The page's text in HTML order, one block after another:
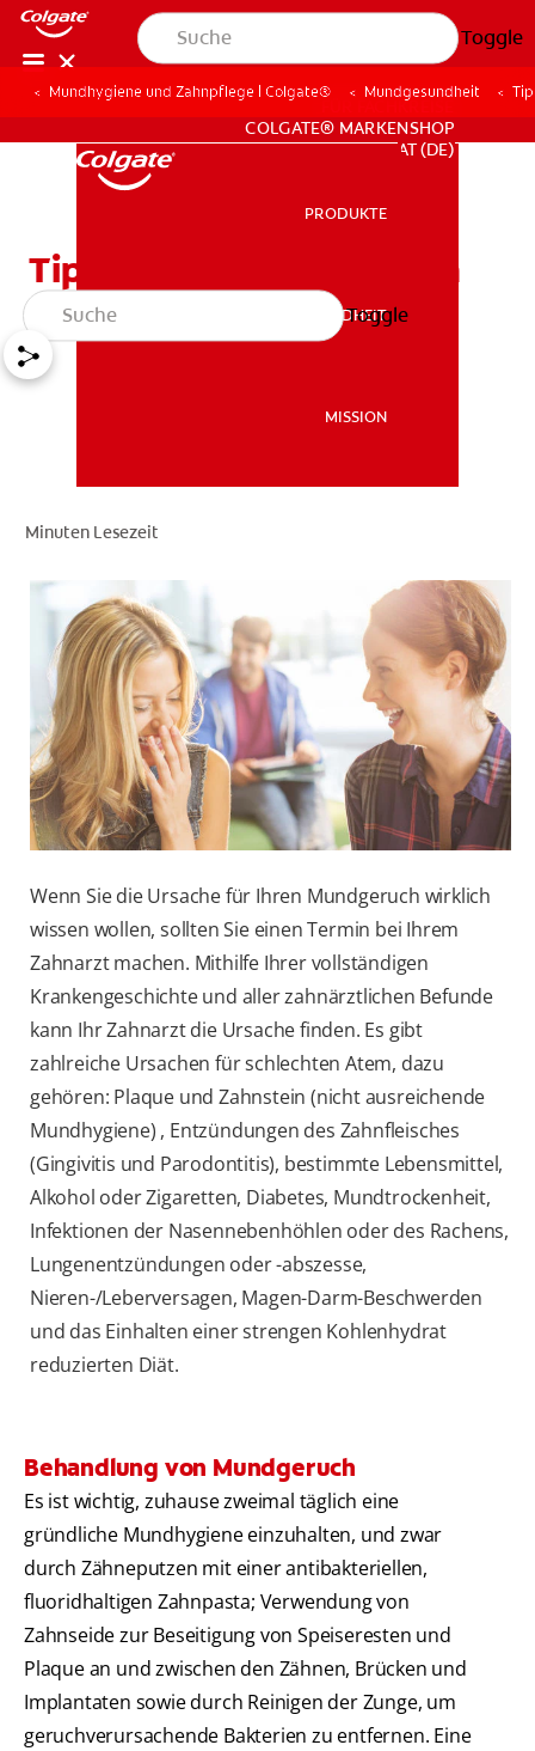
Toggle
MISSION
FÜR FACHKREISE
COLGATE® MARKENSHOP
AT (DE)
FÜR FACHKREISE
COLGATE® MARKENSHOP
AT (DE)
PRODUKTE
MUNDGESUNDHEIT
MISSION
Toggle
Mundhygiene und Zahnpflege | Colgate® Mundgesundheit
Tipps gegen Mundgeruch
Minuten Lesezeit
Wenn Sie die Ursache für Ihren Mundgeruch wirklich
wissen wollen, sollten Sie einen Termin bei Ihrem
Zahnarzt machen. Mithilfe Ihrer vollständigen
Krankengeschichte und aller zahnärztlichen Befunde
kann Ihr Zahnarzt die Ursache finden. Es gibt
zahlreiche Ursachen für schlechten Atem, dazu
gehören: Plaque und Zahnstein (nicht ausreichende
Mundhygiene) , Entzündungen des Zahnfleisches
(Gingivitis und Parodontitis), bestimmte Lebensmittel,
Alkohol oder Zigaretten, Diabetes, Mundtrockenheit,
Infektionen der Nasennebenhöhlen oder des Rachens,
Lungenentzündungen oder -abszesse,
Nieren-/Leberversagen, Magen-Darm-Beschwerden
und das Einhalten einer strengen Kohlenhydrat
reduzierten Diät.
Behandlung von Mundgeruch
Es ist wichtig, zuhause zweimal täglich eine
gründliche Mundhygiene einzuhalten, und zwar
durch Zähneputzen mit einer antibakteriellen,
fluoridhaltigen Zahnpasta; Verwendung von
Zahnseide zur Beseitigung von Speiseresten und
Plaque an und zwischen den Zähnen, Brücken und
Implantaten sowie durch Reinigen der Zunge, um
geruchverursachende Bakterien zu entfernen. Eine